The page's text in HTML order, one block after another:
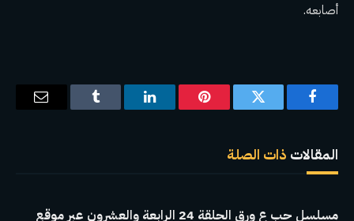
أصابعه.
فيسبوك تويتر بينتيريستلينكدإن Tumblr
البريد
المقالات ذات الصلة
مسلسل حب ع ورق الحلقة 24 الرابعة والعشرون عبر موقع